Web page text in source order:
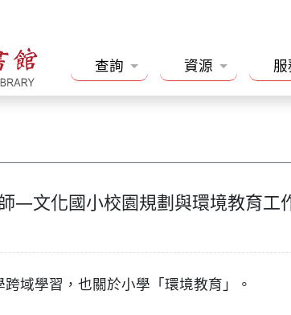
查詢 資源
—文化國小校園規劃與環境教育工
域學習，也關於小學「環境教育」。